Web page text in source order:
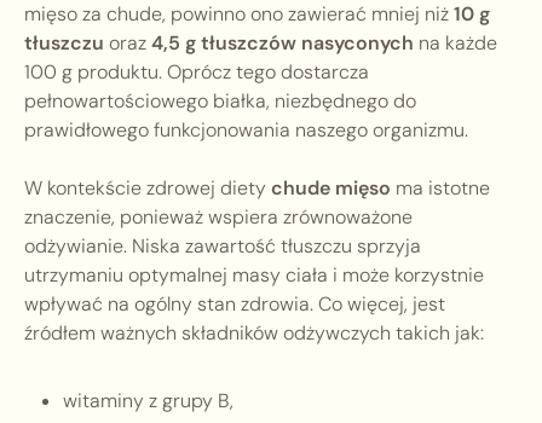
mięso za chude, powinno ono zawierać mniej niż10 g
tłuszczu oraz4,5 g tłuszczów nasyconych na każde
100 g produktu. Oprócz tego dostarcza
pełnowartościowego białka, niezbędnego do
prawidłowego funkcjonowania naszego organizmu.
W kontekście zdrowej diety chude mięso ma istotne
znaczenie, ponieważ wspiera zrównoważone
odżywianie. Niska zawartość tłuszczu sprzyja
utrzymaniu optymalnej masy ciała i może korzystnie
wpływać na ogólny stan zdrowia. Co więcej, jest
źródłem ważnych składników odżywczych takich jak:
witaminy z grupy B,